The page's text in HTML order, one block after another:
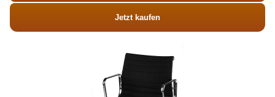
Jetzt kaufen